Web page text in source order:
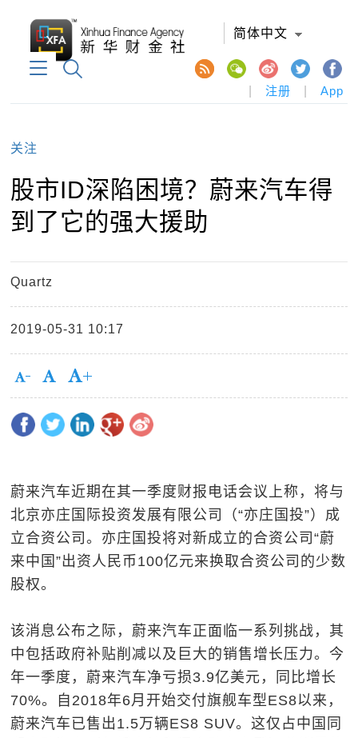
简体中文
注册 App
关注
股市ID深陷困境？蔚来汽车得
到了它的强大援助
Quartz
2019-05-31 10:17
蔚来汽车近期在其一季度财报电话会议上称，将与
北京亦庄国际投资发展有限公司（“亦庄国投”）成
立合资公司。亦庄国投将对新成立的合资公司“蔚
来中国”出资人民币100亿元来换取合资公司的少数
股权。
该消息公布之际，蔚来汽车正面临一系列挑战，其
中包括政府补贴削减以及巨大的销售增长压力。今
年一季度，蔚来汽车净亏损3.9亿美元，同比增长
70%。自2018年6月开始交付旗舰车型ES8以来，
蔚来汽车已售出1.5万辆ES8 SUV。这仅占中国同